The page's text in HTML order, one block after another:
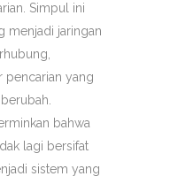
Simpul ini
menjadi jaringan
pencarian yang
bahwa
lagi bersifat
sistem yang